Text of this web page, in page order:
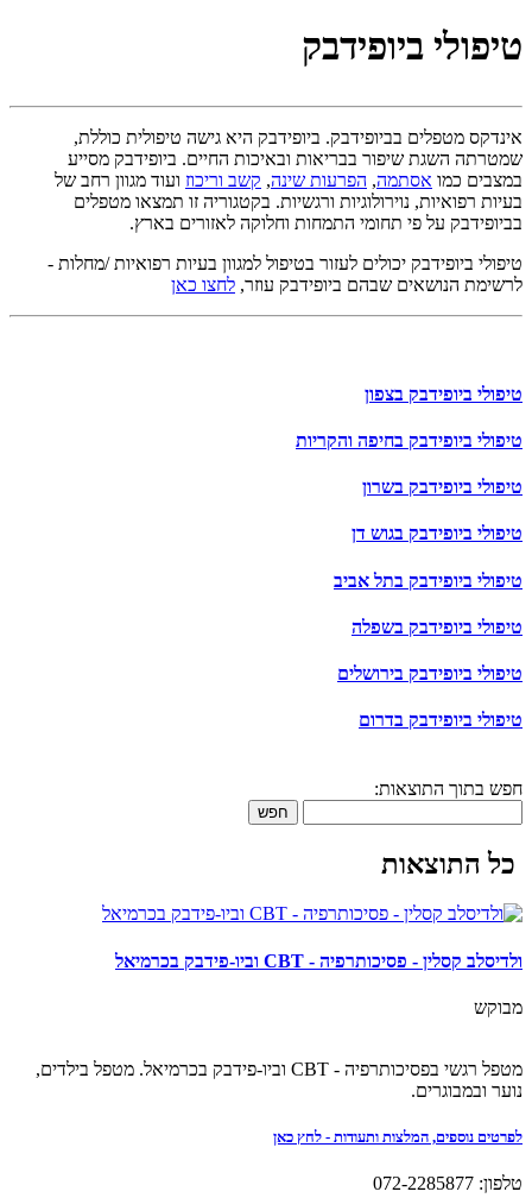
טיפולי ביופידבק
אינדקס מטפלים בביופידבק. ביופידבק היא גישה טיפולית כוללת,
שמטרתה השגת שיפור בבריאות ובאיכות החיים. ביופידבק מסייע
במצבים כמו אסתמה, הפרעות שינה, קשב וריכוז ועוד מגוון רחב של
בעיות רפואיות, נוירולוגיות ורגשיות. בקטגוריה זו תמצאו מטפלים
בביופידבק על פי תחומי התמחות וחלוקה לאזורים בארץ.
טיפולי ביופידבק יכולים לעזור בטיפול למגוון בעיות רפואיות /מחלות -
לרשימת הנושאים שבהם ביופידבק עוזר, לחצו כאן
טיפולי ביופידבק בצפון
טיפולי ביופידבק בחיפה והקריות
טיפולי ביופידבק בשרון
טיפולי ביופידבק בגוש דן
טיפולי ביופידבק בתל אביב
טיפולי ביופידבק בשפלה
טיפולי ביופידבק בירושלים
טיפולי ביופידבק בדרום
חפש בתוך התוצאות:
חפש
כל התוצאות
ולדיסלב קסלין - פסיכותרפיה - CBT וביו-פידבק בכרמיאל
מבוקש
מטפל רגשי בפסיכותרפיה - CBT וביו-פידבק בכרמיאל. מטפל בילדים,
נוער ובמבוגרים.
לפרטים נוספים, המלצות ותעודות - לחץ כאן
טלפון: 072-2285877